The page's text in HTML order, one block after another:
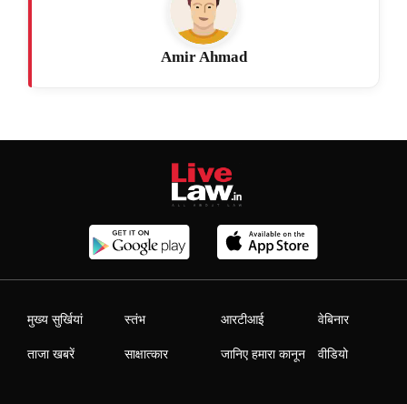
Amir Ahmad
मुख्य सुर्खियां
ताजा खबरें
स्तंभ
साक्षात्कार
आरटीआई
जानिए हमारा कानून
वेबिनार
वीडियो